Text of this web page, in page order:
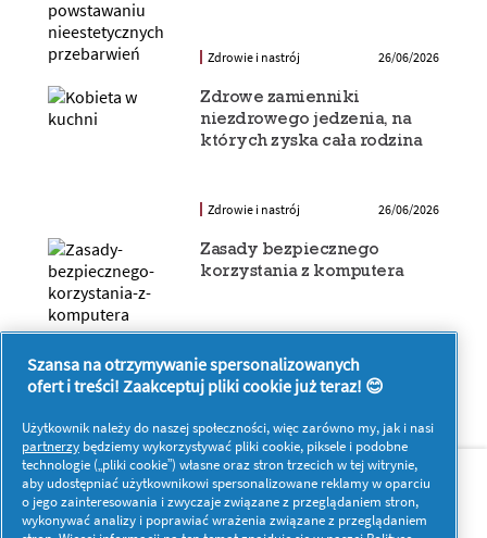
Zdrowie i nastrój 26/06/2026
Zdrowe zamienniki
niezdrowego jedzenia, na
których zyska cała rodzina
Zdrowie i nastrój 26/06/2026
Zasady bezpiecznego
korzystania z komputera
Zdrowie i nastrój
O nas Kontakt
Więcej inspiracji
Szansa na otrzymywanie spersonalizowanych
ofert i treści! Zaakceptuj pliki cookie już teraz! 😊
Użytkownik należy do naszej społeczności, więc zarówno my, jak i nasi
partnerzy będziemy wykorzystywać pliki cookie, piksele i podobne
technologie („pliki cookie”) własne oraz stron trzecich w tej witrynie,
aby udostępniać użytkownikowi spersonalizowane reklamy w oparciu
o jego zainteresowania i zwyczaje związane z przeglądaniem stron,
wykonywać analizy i poprawiać wrażenia związane z przeglądaniem